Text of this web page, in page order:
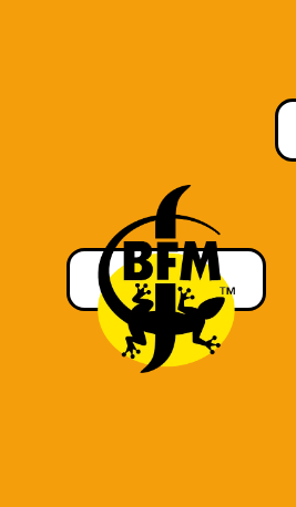
BFM
Saignelégier, JU
brasseriebfm.ch